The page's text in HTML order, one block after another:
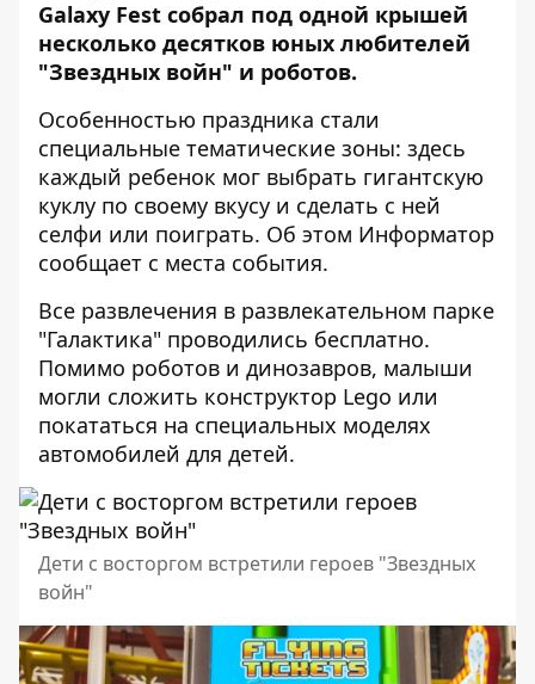
Galaxy Fest собрал под одной крышей
несколько десятков юных любителей
"Звездных войн" и роботов.
Особенностью праздника стали
специальные тематические зоны: здесь
каждый ребенок мог выбрать гигантскую
куклу по своему вкусу и сделать с ней
селфи или поиграть. Об этом Информатор
сообщает с места события.
Все развлечения в развлекательном парке
"Галактика" проводились бесплатно.
Помимо роботов и динозавров, малыши
могли сложить конструктор Lego или
покататься на специальных моделях
автомобилей для детей.
Дети с восторгом встретили героев "Звездных
войн"